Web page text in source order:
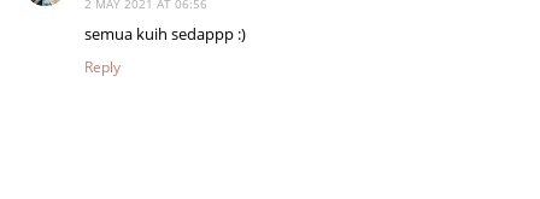
2 MAY 2021 AT 06:56
semua kuih sedappp :)
Reply